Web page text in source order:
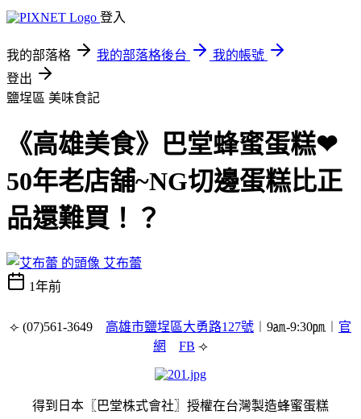
登入
我的部落格 我的部落格後台
我的帳號
登出
鹽埕區 美味食記
《高雄美食》巴堂蜂蜜蛋糕❤
50年老店舖~NG切邊蛋糕比正
品還難買！？
艾布蕾
1年前
⟣ (07)561-3649 高雄市鹽埕區大勇路127號 ︱9㏂-9:30㏘︱ 官
網
FB ⟢
得到日本〖 巴堂株式會社 〗授權在台灣製造蜂蜜蛋糕